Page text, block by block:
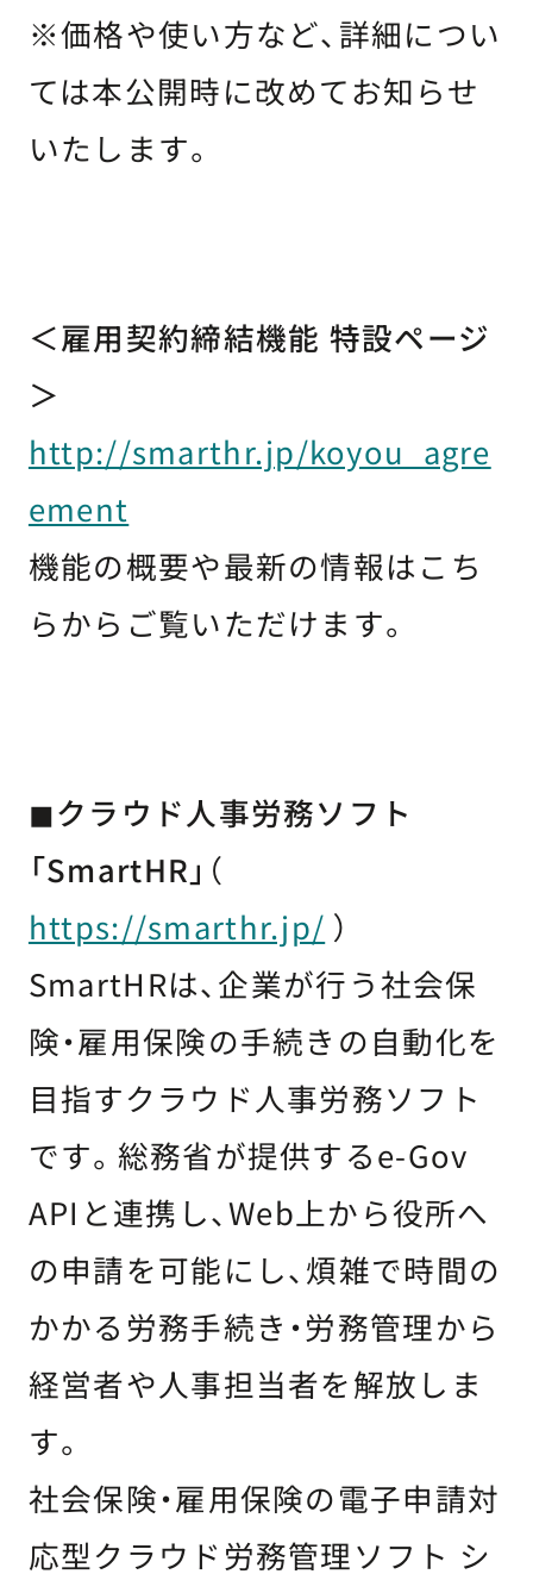
※価格や使い方など、詳細につい
ては本公開時に改めてお知らせ
いたします。
＜雇用契約締結機能 特設ページ
＞
http://smarthr.jp/koyou_agre
ement
機能の概要や最新の情報はこち
らからご覧いただけます。
◼クラウド人事労務ソフト
「SmartHR」 （
https://smarthr.jp/ ）
SmartHRは、企業が行う社会保
険・雇用保険の手続きの自動化を
目指すクラウド人事労務ソフト
です。総務省が提供するe-Gov
APIと連携し、Web上から役所へ
の申請を可能にし、煩雑で時間の
かかる労務手続き・労務管理から
経営者や人事担当者を解放しま
す。
社会保険・雇用保険の電子申請対
応型クラウド労務管理ソフト シ